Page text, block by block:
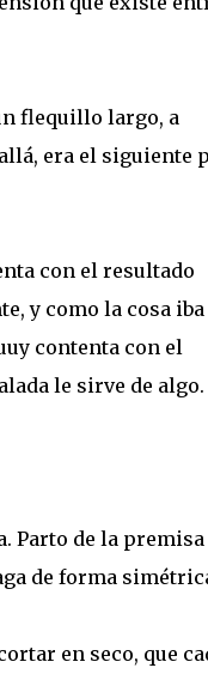
flequillo largo, a
era el siguiente
con el resultado
y como la cosa iba
contenta con el
le sirve de algo.
Parto de la premisa
de forma
en seco, que